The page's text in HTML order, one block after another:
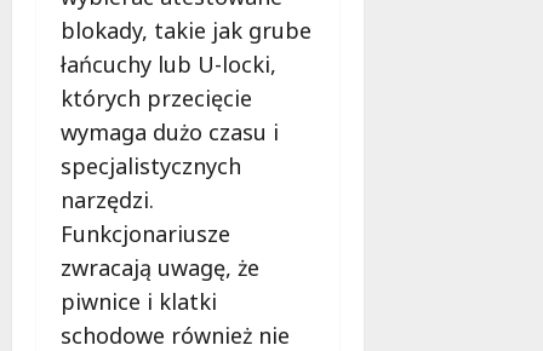
blokady, takie jak grube
łańcuchy lub U-locki,
których przecięcie
wymaga dużo czasu i
specjalistycznych
narzędzi.
Funkcjonariusze
zwracają uwagę, że
piwnice i klatki
schodowe również nie